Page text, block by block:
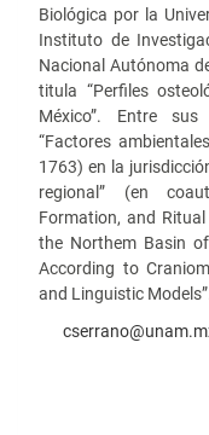
Biológica por la
Instituto de
Nacional Autónoma
titula “Perfiles
México”. Entre
“Factores
1763) en la
regional” (en
Formation, and
the Northem Basin
According to
and Linguistic